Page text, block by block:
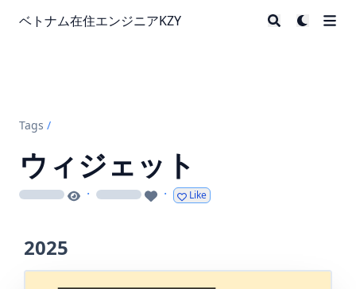
ベトナム在住エンジニアKZY
Tags /
ウィジェット
loading · loading · Like
2025